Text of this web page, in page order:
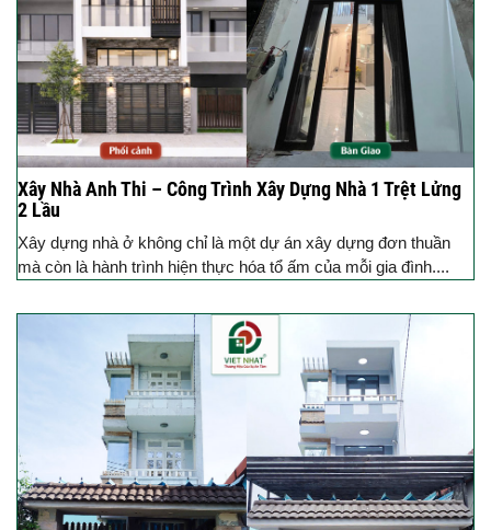
Xây Nhà Anh Thi – Công Trình Xây Dựng Nhà 1 Trệt Lửng
2 Lầu
Xây dựng nhà ở không chỉ là một dự án xây dựng đơn thuần
mà còn là hành trình hiện thực hóa tổ ấm của mỗi gia đình....